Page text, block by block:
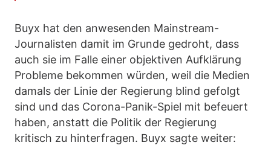
Buyx hat den anwesenden Mainstream-
Journalisten damit im Grunde gedroht, dass
auch sie im Falle einer objektiven Aufklärung
Probleme bekommen würden, weil die Medien
damals der Linie der Regierung blind gefolgt
sind und das Corona-Panik-Spiel mit befeuert
haben, anstatt die Politik der Regierung
kritisch zu hinterfragen. Buyx sagte weiter: